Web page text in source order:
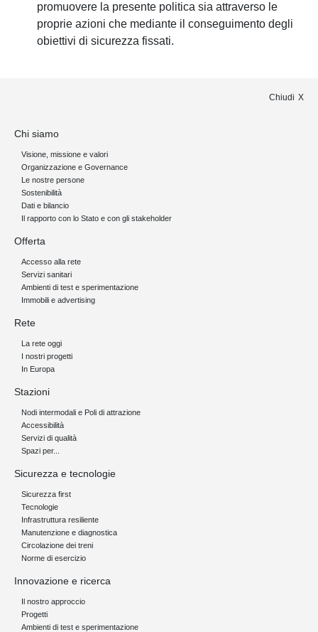
promuovere la presente politica sia attraverso le
proprie azioni che mediante il conseguimento degli
obiettivi di sicurezza fissati.
Chiudi
Chi siamo
Visione, missione e valori
Organizzazione e Governance
Le nostre persone
Sostenibilità
Dati e bilancio
Il rapporto con lo Stato e con gli stakeholder
Offerta
Accesso alla rete
Servizi sanitari
Ambienti di test e sperimentazione
Immobili e advertising
Rete
La rete oggi
I nostri progetti
In Europa
Stazioni
Nodi intermodali e Poli di attrazione
Accessibilità
Servizi di qualità
Spazi per...
Sicurezza e tecnologie
Sicurezza first
Tecnologie
Infrastruttura resiliente
Manutenzione e diagnostica
Circolazione dei treni
Norme di esercizio
Innovazione e ricerca
Il nostro approccio
Progetti
Ambienti di test e sperimentazione